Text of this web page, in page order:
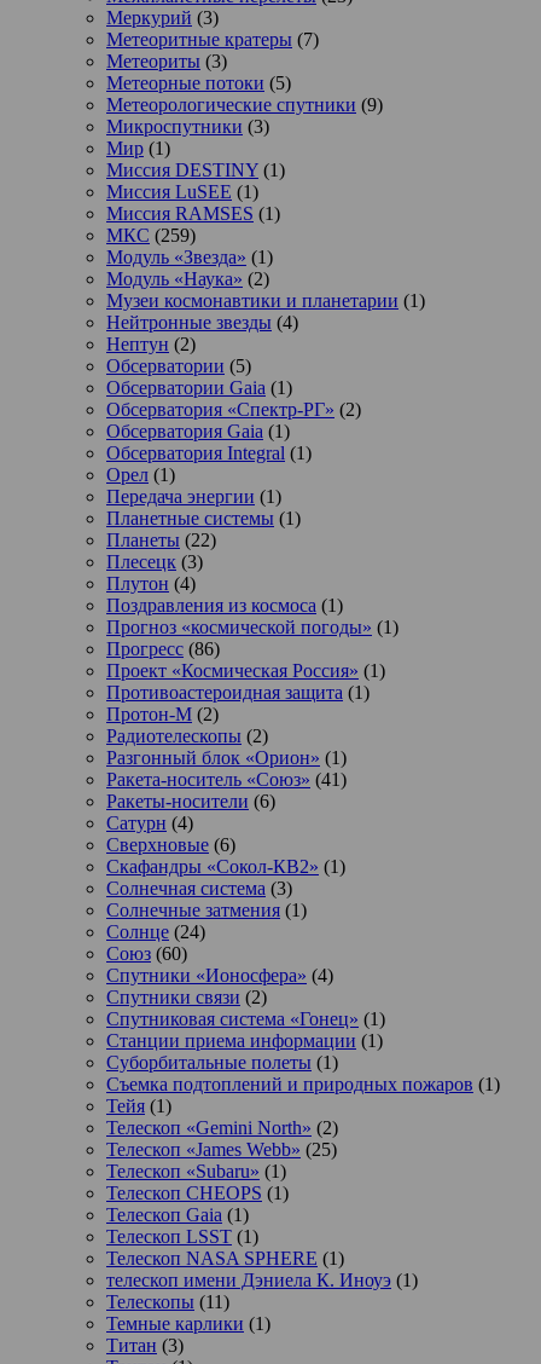
Меркурий (3)
Метеоритные кратеры (7)
Метеориты (3)
Метеорные потоки (5)
Метеорологические спутники (9)
Микроспутники (3)
Мир (1)
Миссия DESTINY (1)
Миссия LuSEE (1)
Миссия RAMSES (1)
МКС (259)
Модуль «Звезда» (1)
Модуль «Наука» (2)
Музеи космонавтики и планетарии (1)
Нейтронные звезды (4)
Нептун (2)
Обсерватории (5)
Обсерватории Gaia (1)
Обсерватория «Спектр-РГ» (2)
Обсерватория Gaia (1)
Обсерватория Integral (1)
Орел (1)
Передача энергии (1)
Планетные системы (1)
Планеты (22)
Плесецк (3)
Плутон (4)
Поздравления из космоса (1)
Прогноз «космической погоды» (1)
Прогресс (86)
Проект «Космическая Россия» (1)
Противоастероидная защита (1)
Протон-М (2)
Радиотелескопы (2)
Разгонный блок «Орион» (1)
Ракета-носитель «Союз» (41)
Ракеты-носители (6)
Сатурн (4)
Сверхновые (6)
Скафандры «Сокол-КВ2» (1)
Солнечная система (3)
Солнечные затмения (1)
Солнце (24)
Союз (60)
Спутники «Ионосфера» (4)
Спутники связи (2)
Спутниковая система «Гонец» (1)
Станции приема информации (1)
Суборбитальные полеты (1)
Съемка подтоплений и природных пожаров (1)
Тейя (1)
Телескоп «Gemini North» (2)
Телескоп «James Webb» (25)
Телескоп «Subaru» (1)
Телескоп CHEOPS (1)
Телескоп Gaia (1)
Телескоп LSST (1)
Телескоп NASA SPHERE (1)
телескоп имени Дэниела К. Иноуэ (1)
Телескопы (11)
Темные карлики (1)
Титан (3)